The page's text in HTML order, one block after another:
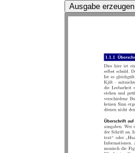
Ausgabe erzeugen